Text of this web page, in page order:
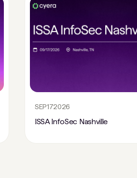
SEP172026
ISSA InfoSec Nashville